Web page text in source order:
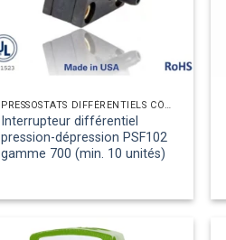
PRESSOSTATS DIFFÉRENTIELS CÔTÉ AIR
Interrupteur différentiel
pression-dépression PSF102
gamme 700 (min. 10 unités)